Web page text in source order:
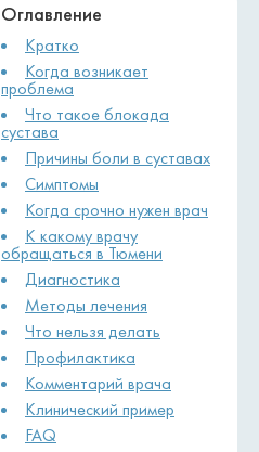
Оглавление
Кратко
Когда возникает
проблема
Что такое блокада
сустава
Причины боли в суставах
Симптомы
Когда срочно нужен врач
К какому врачу
обращаться в Тюмени
Диагностика
Методы лечения
Что нельзя делать
Профилактика
Комментарий врача
Клинический пример
FAQ